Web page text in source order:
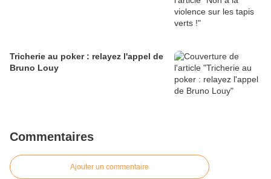
Tricherie au poker : relayez l'appel de
Bruno Louy
Commentaires
Ajouter un commentaire